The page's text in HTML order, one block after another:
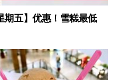
五】优惠！雪糕最低